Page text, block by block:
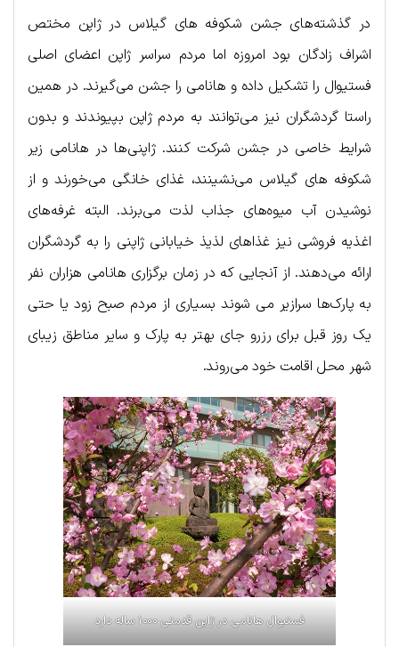
در گذشته‌های جشن شکوفه های گیلاس در ژاپن مختص
اشراف زادگان بود امروزه اما مردم سراسر ژاپن اعضای اصلی
فستیوال را تشکیل داده و هانامی را جشن می‌گیرند. در همین
راستا گردشگران نیز می‌توانند به مردم ژاپن بپیوندند و بدون
شرایط خاصی در جشن شرکت کنند. ژاپنی‌ها در هانامی زیر
شکوفه های گیلاس می‌نشینند، غذای خانگی می‌خورند و از
نوشیدن آب میوه‌های جذاب لذت می‌برند. البته غرفه‌های
اغذیه فروشی نیز غذاهای لذیذ خیابانی ژاپنی را به گردشگران
ارائه می‌دهند. از آنجایی که در زمان برگزاری هانامی هزاران نفر
به پارک‌ها سرازیر می شوند بسیاری از مردم صبح زود یا حتی
یک روز قبل برای رزرو جای بهتر به پارک‌ و سایر مناطق زیبای
شهر محل اقامت خود می‌روند.
فستیوال هانامی در ژاپن قدمتی ۱۰۰۰ ساله دارد